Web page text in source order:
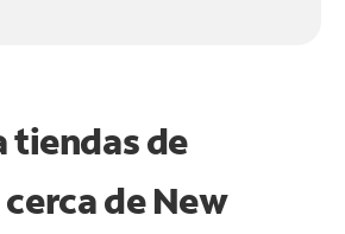
tiendas de
deNew